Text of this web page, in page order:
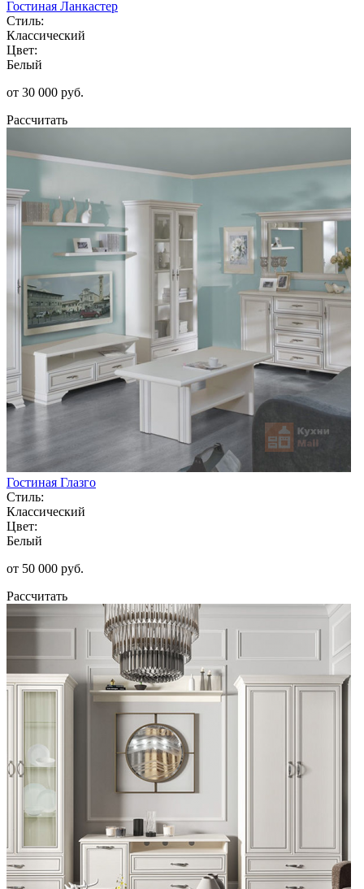
Гостиная Ланкастер
Стиль:
Классический
Цвет:
Белый
от 30 000 руб.
Рассчитать
Гостиная Глазго
Стиль:
Классический
Цвет:
Белый
от 50 000 руб.
Рассчитать